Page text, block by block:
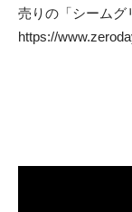
売りの「シームグ
https://